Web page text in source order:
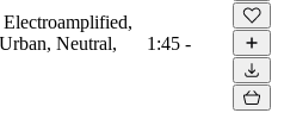
Neutral,
1:45 -